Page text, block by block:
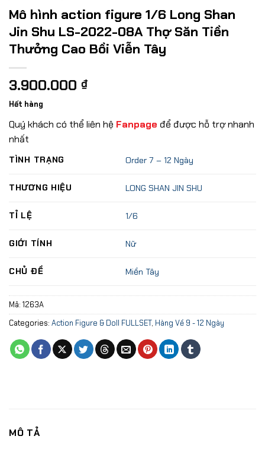
Mô hình action figure 1/6 Long Shan
Jin Shu LS-2022-08A Thợ Săn Tiền
Thưởng Cao Bồi Viễn Tây
3.900.000 ₫
Hết hàng
Quý khách có thể liên hệ Fanpage để được hỗ trợ nhanh
nhất
TÌNH TRẠNG Order 7 – 12 Ngày
THƯƠNG HIỆU LONG SHAN JIN SHU
TỈ LỆ 1/6
GIỚI TÍNH Nữ
CHỦ ĐỀ Miền Tây
Mã: 1263A
Categories: Action Figure & Doll FULLSET, Hàng Về 9 - 12 Ngày
MÔ TẢ